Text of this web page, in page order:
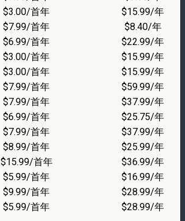
$3.00/首年
$15.99/年
$7.99/首年
$8.40/年
$6.99/首年
$22.99/年
$3.00/首年
$15.99/年
$3.00/首年
$15.99/年
$7.99/首年
$59.99/年
$7.99/首年
$37.99/年
$6.99/首年
$25.75/年
$7.99/首年
$37.99/年
$8.99/首年
$25.99/年
$15.99/首年
$36.99/年
$5.99/首年
$16.99/年
$9.99/首年
$28.99/年
$5.99/首年 $28.99/年